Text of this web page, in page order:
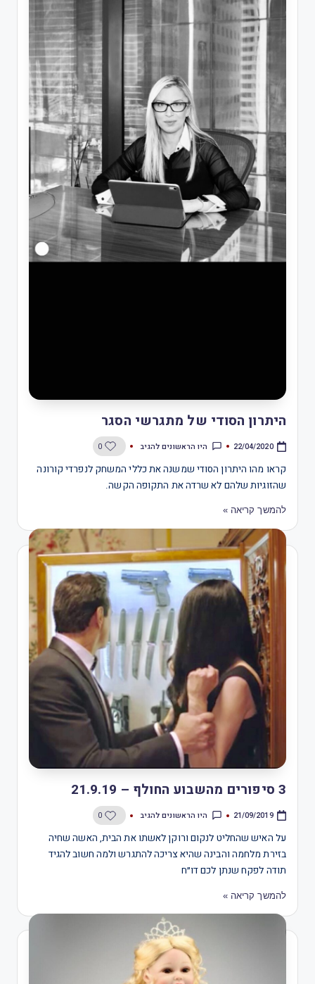
היתרון הסודי של מתגרשי הסגר
22/04/2020 היו הראשונים להגיב 0
קראו מהו היתרון הסודי שמשנה את כללי המשחק לנפרדי קורונה
שהזוגיות שלהם לא שרדה את התקופה הקשה.
להמשך קריאה »
3 סיפורים מהשבוע החולף – 21.9.19
21/09/2019 היו הראשונים להגיב 0
על האיש שהחליט לנקום ורוקן לאשתו את הבית, האשה שחיה
בזירת מלחמה והבינה שהיא צריכה להתגרש ולמה חשוב להגיד
תודה לפקח שנתן לכם דו״ח
להמשך קריאה »